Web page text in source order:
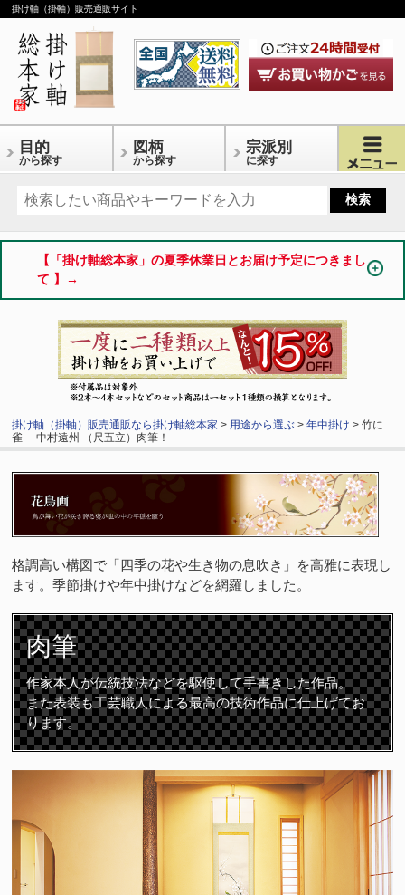
掛け軸（掛軸）販売通販サイト
目的
から探す
図柄
から探す
宗派別
に探す
【「掛け軸総本家」の夏季休業日とお届け予定につきまし
て 】→
掛け軸（掛軸）販売通販なら掛け軸総本家 > 用途から選ぶ >年中掛け > 竹に
雀 中村遠州 （尺五立）肉筆！
格調高い構図で「四季の花や生き物の息吹き」を高雅に表現し
ます。季節掛けや年中掛けなどを網羅しました。
肉筆
作家本人が伝統技法などを駆使して手書きした作品。
また表装も工芸職人による最高の技術作品に仕上げてお
ります。